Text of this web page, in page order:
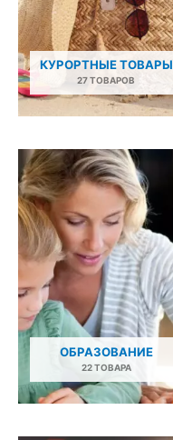
КУРОРТНЫЕ ТОВАРЫ
27 ТОВАРОВ
ОБРАЗОВАНИЕ
22 ТОВАРА